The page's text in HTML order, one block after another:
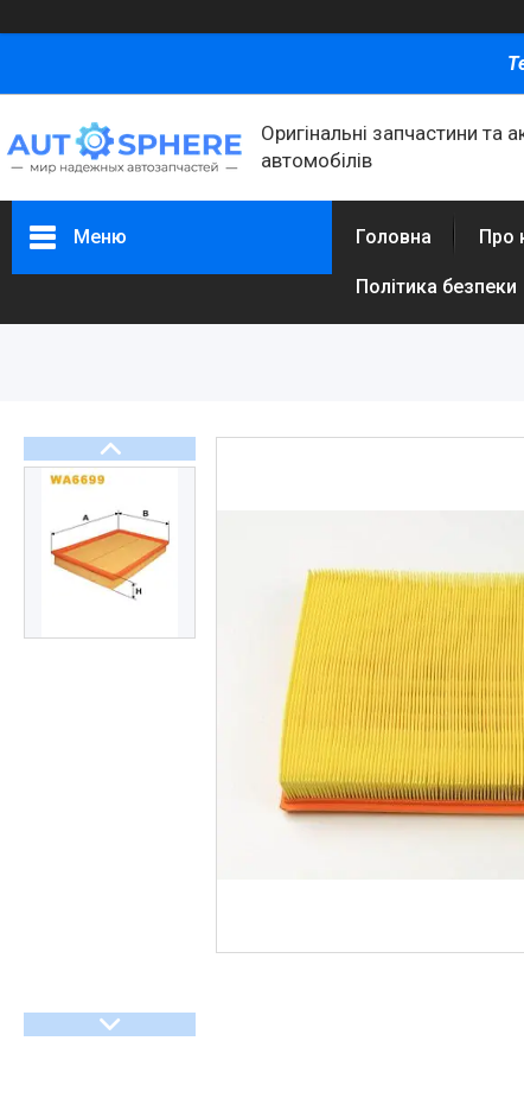
Оригінальні запчастини та
автомобілів
Меню
Корнева група
Головна Про
Політика безпеки